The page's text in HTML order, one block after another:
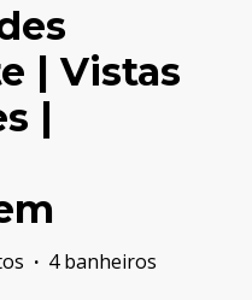
| Vistas
|
· 4 banheiros